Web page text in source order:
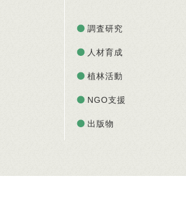
調査研究
人材育成
植林活動
NGO支援
出版物